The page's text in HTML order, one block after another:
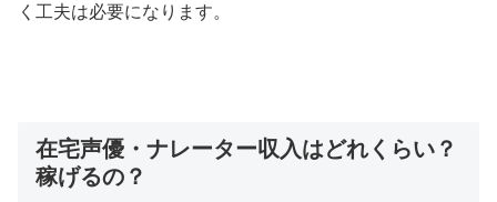
く工夫は必要になります。
在宅声優・ナレーター収入はどれくらい？
稼げるの？